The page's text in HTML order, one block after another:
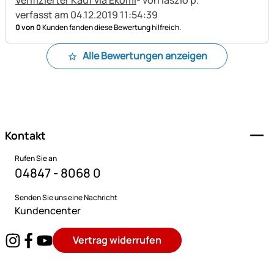
verfasst am 04.12.2019 11:54:39
0 von 0Kunden fanden diese Bewertung hilfreich.
Alle Bewertungen anzeigen
Kontakt
Rufen Sie an
04847 - 8068 0
Senden Sie uns eine Nachricht
Kundencenter
Vertrag widerrufen